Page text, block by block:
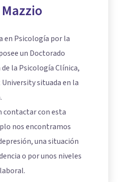
en Psicología por la
un Doctorado
la Psicología Clínica,
situada en la
contactar con esta
nos encontramos
una situación
o por unos niveles